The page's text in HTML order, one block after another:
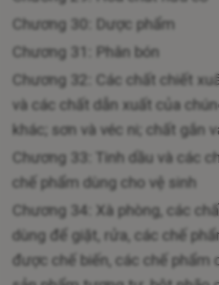
Chương 30: Dược phẩm
Chương 31: Phân bón
Chương 32: Các chất chiết
và các chất dẫn xuất của
khác; sơn và véc ni; chất gắn
Chương 33: Tinh dầu và các
chế phẩm dùng cho vệ sinh
Chương 34: Xà phòng, các
dùng để giặt, rửa, các chế
được chế biến, các chế phẩm